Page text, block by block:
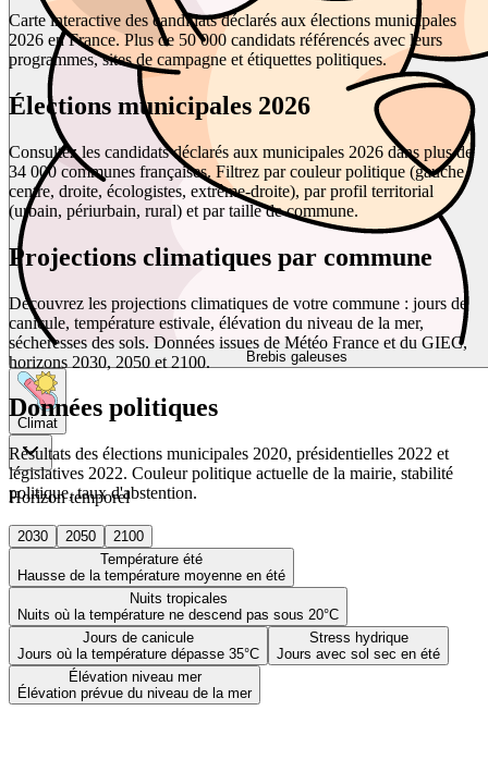
Brebis galeuses
Climat
Horizon temporel
2030 2050
2100
Température été
Hausse de la température moyenne en été
Nuits tropicales
Nuits où la température ne descend pas sous 20°C
Jours de canicule
Jours où la température dépasse 35°C
Stress hydrique
Jours avec sol sec en été
Élévation niveau mer
Élévation prévue du niveau de la mer
Carte interactive des candidats déclarés aux élections municipales
2026 en France. Plus de 50 000 candidats référencés avec leurs
programmes, sites de campagne et étiquettes politiques.
Élections municipales 2026
Consultez les candidats déclarés aux municipales 2026 dans plus de
34 000 communes françaises. Filtrez par couleur politique (gauche,
centre, droite, écologistes, extrême-droite), par profil territorial
(urbain, périurbain, rural) et par taille de commune.
Projections climatiques par commune
Découvrez les projections climatiques de votre commune : jours de
canicule, température estivale, élévation du niveau de la mer,
sécheresses des sols. Données issues de Météo France et du GIEC,
horizons 2030, 2050 et 2100.
Données politiques
Résultats des élections municipales 2020, présidentielles 2022 et
législatives 2022. Couleur politique actuelle de la mairie, stabilité
politique, taux d'abstention.